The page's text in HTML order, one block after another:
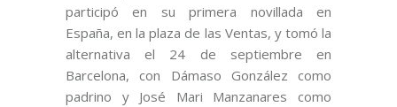
participó en su primera novillada en
España, en la plaza de las Ventas, y tomó la
alternativa el 24 de septiembre en
Barcelona, con Dámaso González como
padrino y José Mari Manzanares como